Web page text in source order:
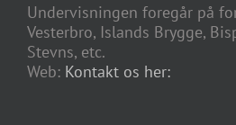
Undervisningen foregår på
Vesterbro, Islands Brygge,
Stevns, etc.
Web: Kontakt os her: